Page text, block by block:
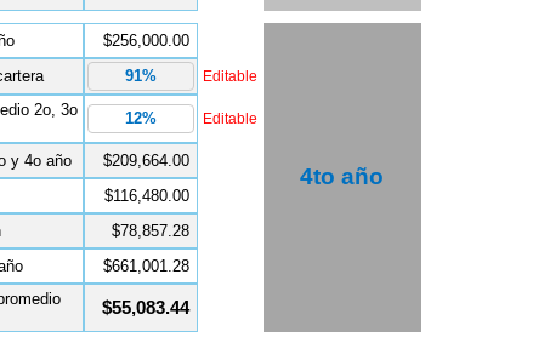
$256,000.00
4to año
Editable
2o, 3o Editable
y 4o año
$209,664.00
$116,480.00
$78,857.28
$661,001.28
$55,083.44